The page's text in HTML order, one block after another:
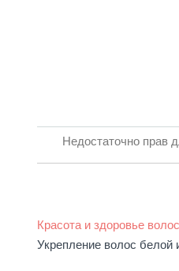
Недостаточно прав
Красота и здоровье волос
Укрепление волос белой